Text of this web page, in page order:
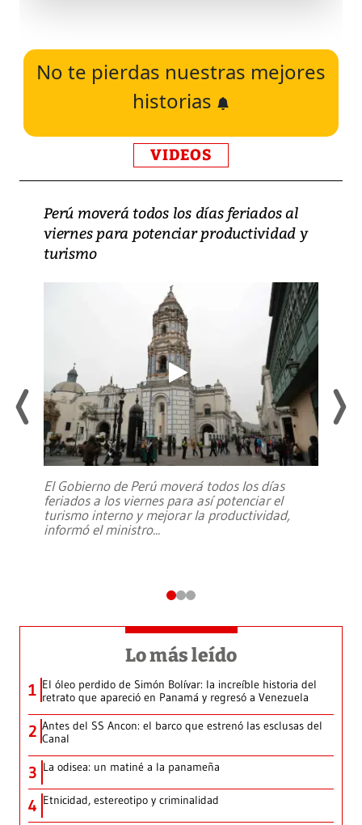
No te pierdas nuestras mejores
historias
VIDEOS
Perú moverá todos los días feriados al
viernes para potenciar productividad y
turismo
El Gobierno de Perú moverá todos los días
feriados a los viernes para así potenciar el
turismo interno y mejorar la productividad,
informó el ministro...
Lo más leído
1 El óleo perdido de Simón Bolívar: la increíble historia del
retrato que apareció en Panamá y regresó a Venezuela
2 Antes del SS Ancon: el barco que estrenó las esclusas del
Canal
3 La odisea: un matiné a la panameña
4 Etnicidad, estereotipo y criminalidad